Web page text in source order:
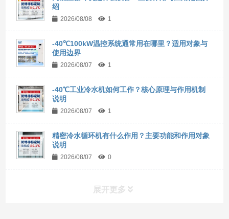
绍
2026/08/08 1
-40℃100kW温控系统通常用在哪里？适用对象与
使用边界
2026/08/07 1
-40℃工业冷水机如何工作？核心原理与作用机制
说明
2026/08/07 1
精密冷水循环机有什么作用？主要功能和作用对象
说明
2026/08/07 0
展开更多